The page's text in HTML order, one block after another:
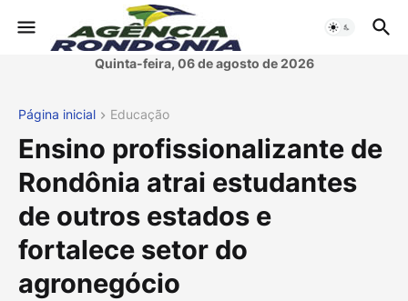
Quinta-feira, 06 de agosto de 2026
Página inicial Educação
Ensino profissionalizante de
Rondônia atrai estudantes
de outros estados e
fortalece setor do
agronegócio